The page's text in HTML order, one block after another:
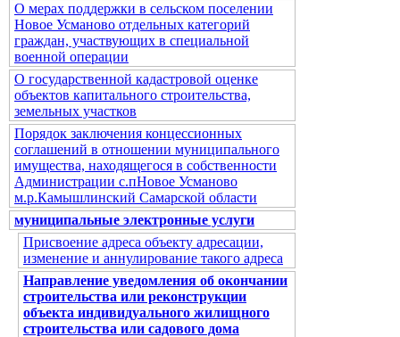
О мерах поддержки в сельском поселении
Новое Усманово отдельных категорий
граждан, участвующих в специальной
военной операции
О государственной кадастровой оценке
объектов капитального строительства,
земельных участков
Порядок заключения концессионных
соглашений в отношении муниципального
имущества, находящегося в собственности
Администрации с.пНовое Усманово
м.р.Камышлинский Самарской области
муниципальные электронные услуги
Присвоение адреса объекту адресации,
изменение и аннулирование такого адреса
Направление уведомления об окончании
строительства или реконструкции
объекта индивидуального жилищного
строительства или садового дома